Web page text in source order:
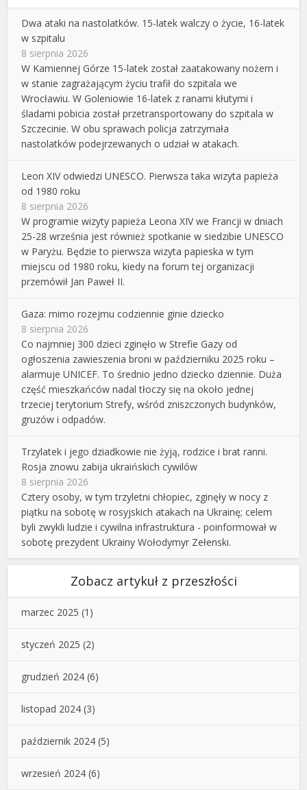
Dwa ataki na nastolatków. 15-latek walczy o życie, 16-latek
w szpitalu
8 sierpnia 2026
W Kamiennej Górze 15-latek został zaatakowany nożem i
w stanie zagrażającym życiu trafił do szpitala we
Wrocławiu. W Goleniowie 16-latek z ranami kłutymi i
śladami pobicia został przetransportowany do szpitala w
Szczecinie. W obu sprawach policja zatrzymała
nastolatków podejrzewanych o udział w atakach.
Leon XIV odwiedzi UNESCO. Pierwsza taka wizyta papieża
od 1980 roku
8 sierpnia 2026
W programie wizyty papieża Leona XIV we Francji w dniach
25-28 września jest również spotkanie w siedzibie UNESCO
w Paryżu. Będzie to pierwsza wizyta papieska w tym
miejscu od 1980 roku, kiedy na forum tej organizacji
przemówił Jan Paweł II.
Gaza: mimo rozejmu codziennie ginie dziecko
8 sierpnia 2026
Co najmniej 300 dzieci zginęło w Strefie Gazy od
ogłoszenia zawieszenia broni w październiku 2025 roku –
alarmuje UNICEF. To średnio jedno dziecko dziennie. Duża
część mieszkańców nadal tłoczy się na około jednej
trzeciej terytorium Strefy, wśród zniszczonych budynków,
gruzów i odpadów.
Trzylatek i jego dziadkowie nie żyją, rodzice i brat ranni.
Rosja znowu zabija ukraińskich cywilów
8 sierpnia 2026
Cztery osoby, w tym trzyletni chłopiec, zginęły w nocy z
piątku na sobotę w rosyjskich atakach na Ukrainę; celem
byli zwykli ludzie i cywilna infrastruktura - poinformował w
sobotę prezydent Ukrainy Wołodymyr Zełenski.
Zobacz artykuł z przeszłości
marzec 2025 (1)
styczeń 2025 (2)
grudzień 2024 (6)
listopad 2024 (3)
październik 2024 (5)
wrzesień 2024 (6)